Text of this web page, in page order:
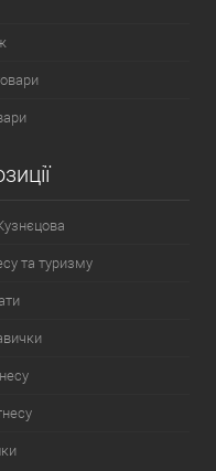
пошиття, повинні бути
чи алергію у дитини.
тканин. Вони добре
- клаптик тканини, що
повинен бути великим і
і обличчя від сильного
та туризму